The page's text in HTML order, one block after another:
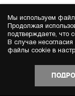
Мы используем
Продолжая
подтверждаете, что
В случае
файлы cookie в